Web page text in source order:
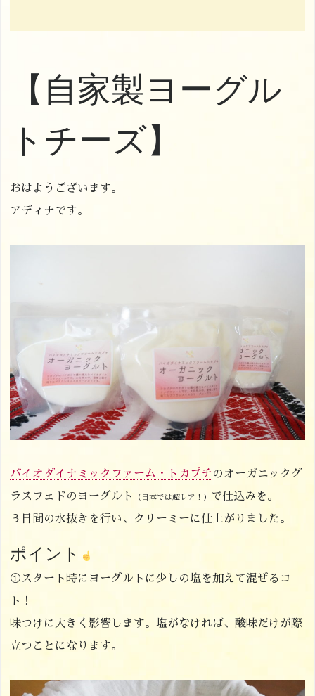
【自家製ヨーグル
トチーズ】
おはようございます。
アディナです。
バイオダイナミックファーム・トカプチのオーガニックグ
ラスフェドのヨーグルト
（日本では超レア！） で仕込みを。
３日間の水抜きを行い、クリーミーに仕上がりました。
ポイント
①スタート時にヨーグルトに少しの塩を加えて混ぜるコ
ト！
味つけに大きく影響します。塩がなければ、酸味だけが際
立つことになります。